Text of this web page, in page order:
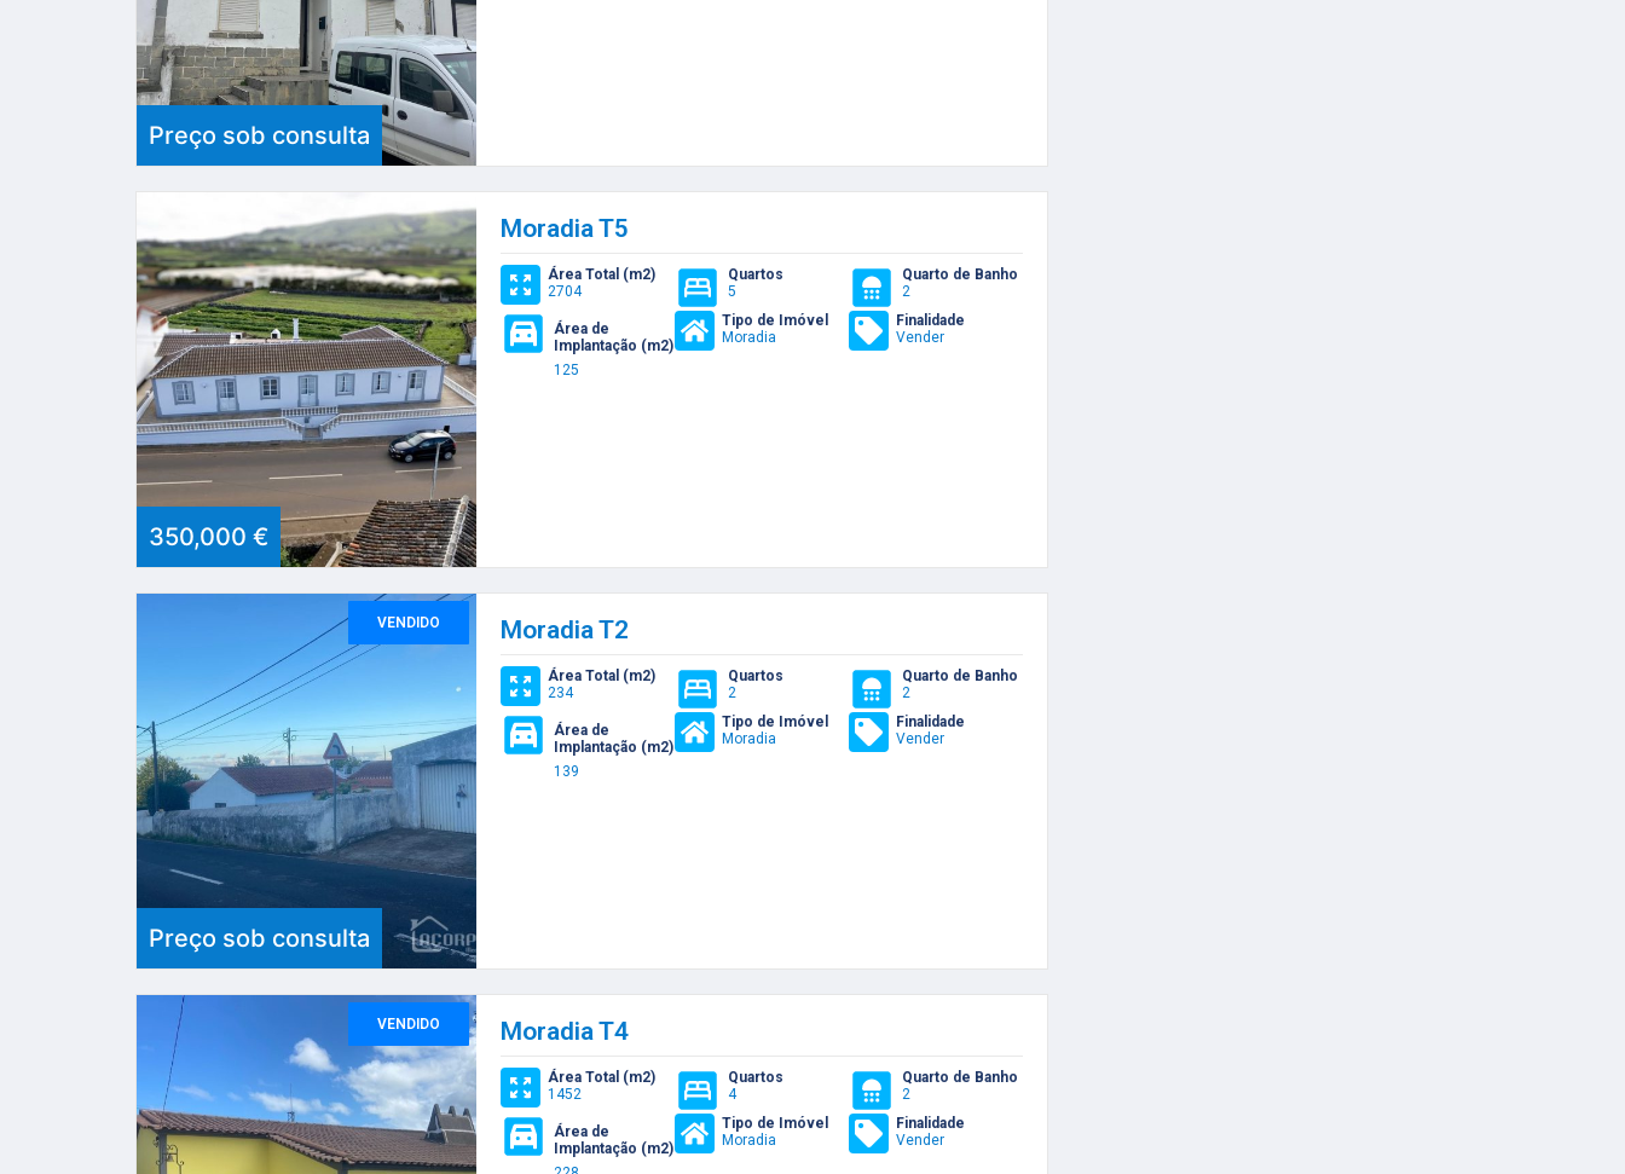
Preço sob consulta
350,000 €
Moradia T5
Área Total (m2)
2704
Quartos
5
Quarto de Banho
2
Área de
Implantação (m2)
125
Tipo de Imóvel
Moradia
Finalidade
Vender
Preço sob consulta
VENDIDO Moradia T2
Área Total (m2)
234
Quartos
2
Quarto de Banho
2
Área de
Implantação (m2)
139
Tipo de Imóvel
Moradia
Finalidade
Vender
VENDIDO Moradia T4
Área Total (m2)
1452
Quartos
4
Quarto de Banho
2
Área de
Implantação (m2)
Tipo de Imóvel
Moradia
Finalidade
Vender